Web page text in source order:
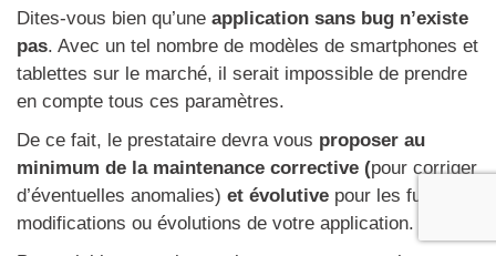
Dites-vous bien qu’une application sans bug n’existe
pas. Avec un tel nombre de modèles de smartphones et
tablettes sur le marché, il serait impossible de prendre
en compte tous ces paramètres.
De ce fait, le prestataire devra vous proposer au
minimum de la maintenance corrective (pour corriger
d’éventuelles anomalies) et évolutive pour les futures
modifications ou évolutions de votre application.